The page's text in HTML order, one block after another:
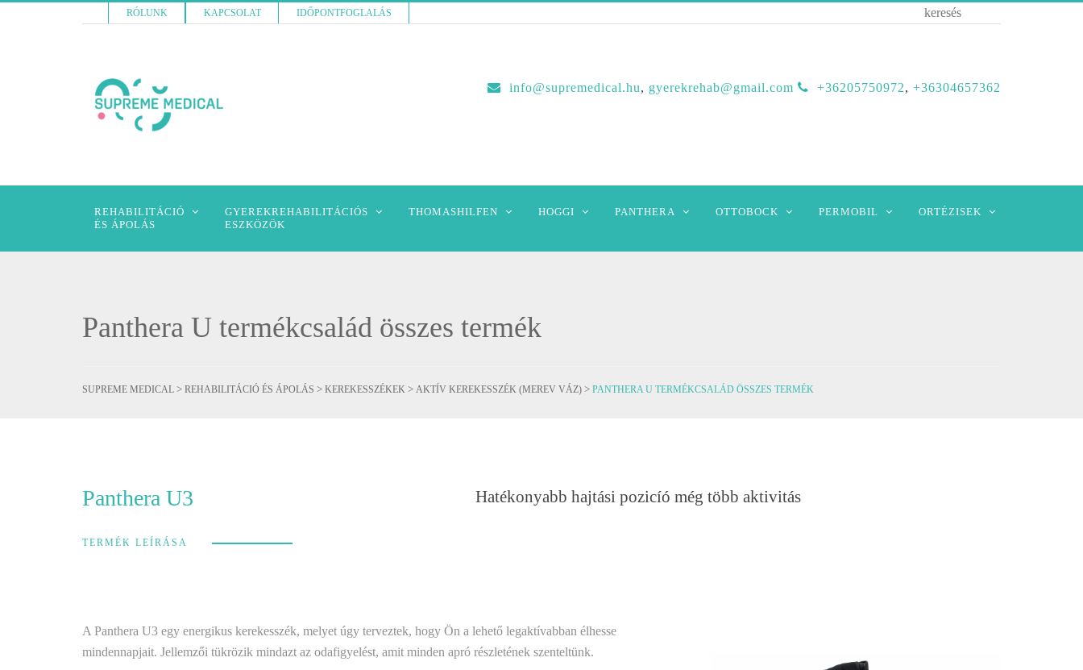
RÓLUNK KAPCSOLAT IDŐPONTFOGLALÁS
info@supremedical.hu, gyerekrehab@gmail.com +36205750972, +36304657362
REHABILITÁCIÓ
ÉS ÁPOLÁS
GYEREKREHABILITÁCIÓS
ESZKÖZÖK
THOMASHILFEN HOGGI PANTHERA OTTOBOCK PERMOBIL ORTÉZISEK
Panthera U termékcsalád összes termék
SUPREME MEDICAL > REHABILITÁCIÓ ÉS ÁPOLÁS > KEREKESSZÉKEK > AKTÍV KEREKESSZÉK (MEREV VÁZ) > PANTHERA U TERMÉKCSALÁD ÖSSZES TERMÉK
Panthera U3
TERMÉK LEÍRÁSA
Hatékonyabb hajtási pozicíó még több aktivitás
A Panthera U3 egy energikus kerekesszék, melyet úgy terveztek, hogy Ön a lehető legaktívabban élhesse
mindennapjait. Jellemzői tükrözik mindazt az odafigyelést, amit minden apró részletének szenteltünk.